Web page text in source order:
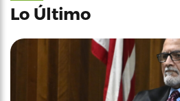
Lo Último